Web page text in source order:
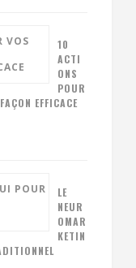
10
ACTI
ONS
POUR
EFFICACE
LE
NEUR
OMAR
KETIN